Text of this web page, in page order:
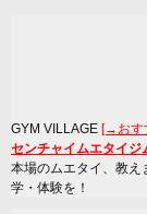
GYM VILLAGE [→おす
センチャイムエタイジ
本場のムエタイ、教え
学・体験を！